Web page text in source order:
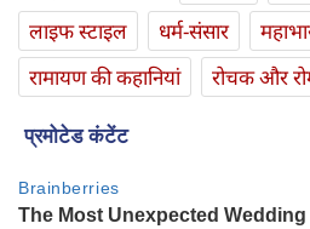
लाइफ स्‍टाइल
धर्म-संसार
रामायण की कहानियां
रोचक और